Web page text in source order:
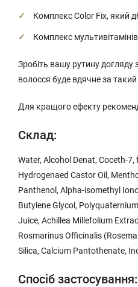
Комплекс Color Fix, який
Комплекс
Зробіть вашу рутину
волосся буде вдячне за
Для кращого ефекту
Склад:
Water, Alcohol Denat, Coceth-
Hydrogenaed Castor Oil,
Panthenol, Alpha-isomethyl
Butylene Glycol,
Juice, Achillea Millefolium
Rosmarinus Officinalis
Silica, Calcium Pantothenate,
Спосіб застосування: